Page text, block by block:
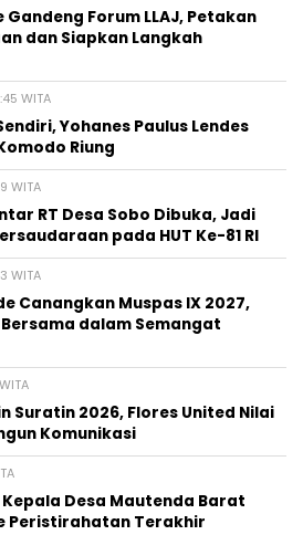
Forum LLAJ, Petakan
dan Siapkan Langkah
WITA
Yohanes Paulus Lendes
Riung
WITA
RT Desa Sobo Dibuka, Jadi
pada HUT Ke-81 RI
WITA
Canangkan Muspas IX 2027,
dalam Semangat
Suratin 2026, Flores United Nilai
Komunikasi
Desa Mautenda Barat
Peristirahatan Terakhir